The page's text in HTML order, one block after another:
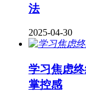
法
2025-04-30
学习焦虑
掌控感